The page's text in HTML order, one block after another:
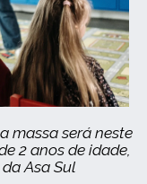
massa será neste
2 anos de idade,
Asa Sul